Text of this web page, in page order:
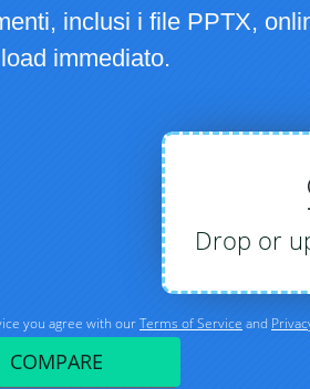
inclusi i file PPTX,
immediato.